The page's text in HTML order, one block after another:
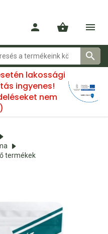
lakossági
ingyenes!
nem
termékek